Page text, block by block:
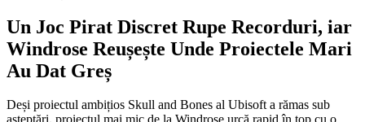
Un Joc Pirat Discret Rupe Recorduri, iar
Windrose Reușește Unde Proiectele Mari
Au Dat Greș
Deși proiectul ambițios Skull and Bones al Ubisoft a rămas sub